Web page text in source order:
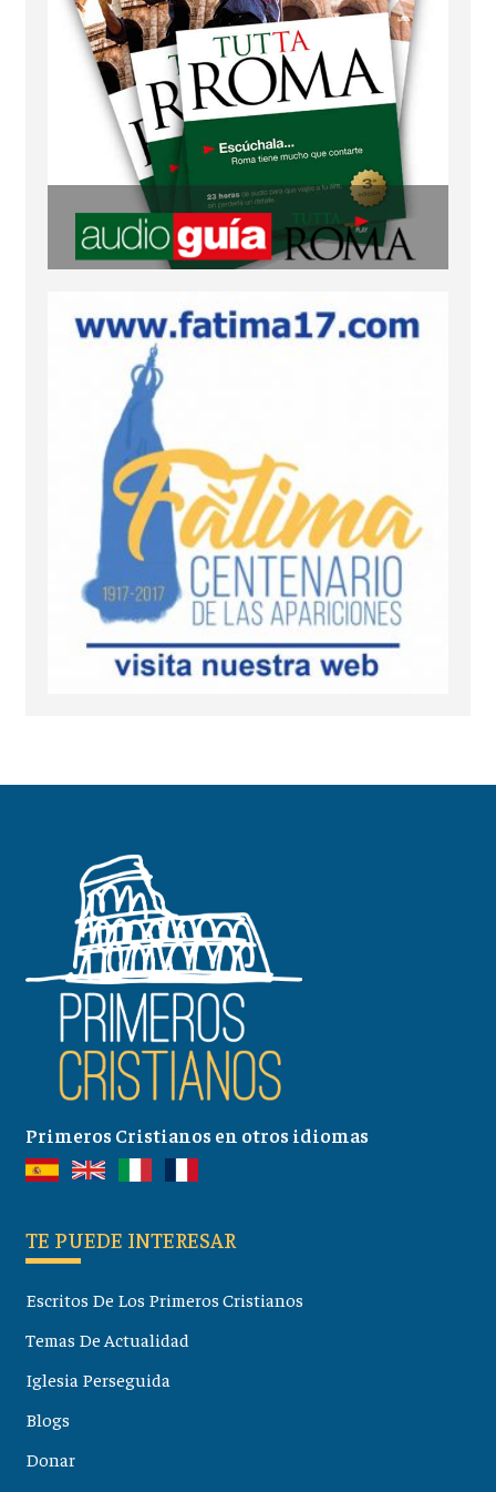
Primeros Cristianos en otros idiomas
TE PUEDE INTERESAR
Escritos De Los Primeros Cristianos
Temas De Actualidad
Iglesia Perseguida
Blogs
Donar